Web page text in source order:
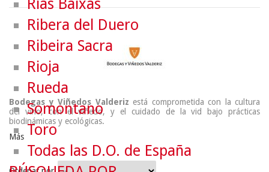
Bodegas y Viñedos Valderiz está comprometida con la cultura
del vino, con el viñedo, y el cuidado de la vid bajo prácticas
biodinámicas y ecológicas.
Más
Rías Baixas
Ribera del Duero
Ribeira Sacra
Rioja
Rueda
Somontano
Toro
Todas las D.O. de España